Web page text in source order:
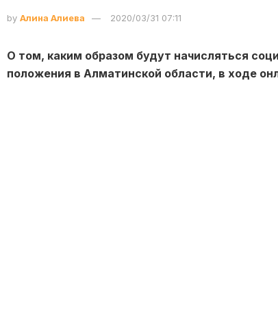
by Алина Алиева 2020/03/31 07:11
О том, каким образом будут начисляться
положения в Алматинской области, в ходе
руководителя управления координации